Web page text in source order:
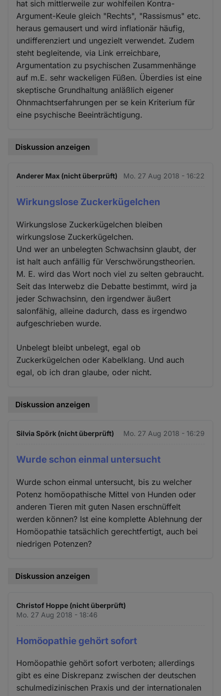
hat sich mittlerweile zur wohlfeilen Kontra-
Argument-Keule gleich "Rechts", "Rassismus" etc.
heraus gemausert und wird inflationär häufig,
undifferenziert und ungezielt verwendet. Zudem
steht begleitende, via Link erreichbare,
Argumentation zu psychischen Zusammenhänge
auf m.E. sehr wackeligen Füßen. Überdies ist eine
skeptische Grundhaltung anläßlich eigener
Ohnmachtserfahrungen per se kein Kriterium für
eine psychische Beeinträchtigung.
Diskussion anzeigen
Anderer Max (nicht überprüft) Mo. 27 Aug 2018 - 16:22
Wirkungslose Zuckerkügelchen
Wirkungslose Zuckerkügelchen bleiben
wirkungslose Zuckerkügelchen.
Und wer an unbelegten Schwachsinn glaubt, der
ist halt auch anfällig für Verschwörungstheorien.
M. E. wird das Wort noch viel zu selten gebraucht.
Seit das Interwebz die Debatte bestimmt, wird ja
jeder Schwachsinn, den irgendwer äußert
salonfähig, alleine dadurch, dass es irgendwo
aufgeschrieben wurde.
Unbelegt bleibt unbelegt, egal ob
Zuckerkügelchen oder Kabelklang. Und auch
egal, ob ich dran glaube, oder nicht.
Diskussion anzeigen
Silvia Spörk (nicht überprüft) Mo. 27 Aug 2018 - 16:29
Wurde schon einmal untersucht
Wurde schon einmal untersucht, bis zu welcher
Potenz homöopathische Mittel von Hunden oder
anderen Tieren mit guten Nasen erschnüffelt
werden können? Ist eine komplette Ablehnung der
Homöopathie tatsächlich gerechtfertigt, auch bei
niedrigen Potenzen?
Diskussion anzeigen
Christof Hoppe (nicht überprüft)
Mo. 27 Aug 2018 - 18:46
Homöopathie gehört sofort
Homöopathie gehört sofort verboten; allerdings
gibt es eine Diskrepanz zwischen der deutschen
schulmedizinischen Praxis und der internationalen